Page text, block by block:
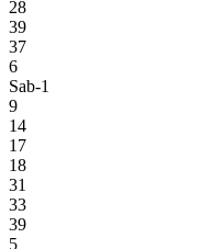
28
39
37
6
Sab-1
9
14
17
18
31
33
39
5